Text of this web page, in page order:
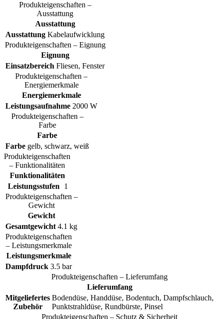
Produkteigenschaften –
Ausstattung
Ausstattung
Ausstattung Kabelaufwicklung
Produkteigenschaften – Eignung
Eignung
Einsatzbereich Fliesen, Fenster
Produkteigenschaften –
Energiemerkmale
Energiemerkmale
Leistungsaufnahme 2000 W
Produkteigenschaften –
Farbe
Farbe
Farbe gelb, schwarz, weiß
Produkteigenschaften
– Funktionalitäten
Funktionalitäten
Leistungsstufen
1
Produkteigenschaften –
Gewicht
Gewicht
Gesamtgewicht 4.1 kg
Produkteigenschaften
– Leistungsmerkmale
Leistungsmerkmale
Dampfdruck 3.5 bar
Produkteigenschaften – Lieferumfang
Lieferumfang
Mitgeliefertes
Zubehör
Bodendüse, Handdüse, Bodentuch, Dampfschlauch,
Punktstrahldüse, Rundbürste, Pinsel
Produkteigenschaften – Schutz & Sicherheit